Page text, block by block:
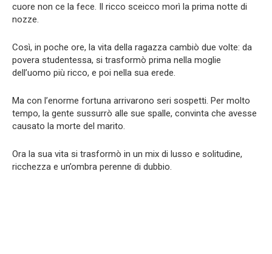
cuore non ce la fece. Il ricco sceicco morì la prima notte di
nozze.
Così, in poche ore, la vita della ragazza cambiò due volte: da
povera studentessa, si trasformò prima nella moglie
dell’uomo più ricco, e poi nella sua erede.
Ma con l’enorme fortuna arrivarono seri sospetti. Per molto
tempo, la gente sussurrò alle sue spalle, convinta che avesse
causato la morte del marito.
Ora la sua vita si trasformò in un mix di lusso e solitudine,
ricchezza e un’ombra perenne di dubbio.